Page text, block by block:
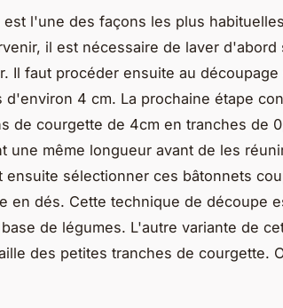
l'une des façons les plus
il est nécessaire de laver d'abord
Il faut procéder ensuite au
4 cm. La prochaine étape
de courgette de 4cm en tranches de
une même longueur avant de les
ensuite sélectionner ces bâtonnets
en dés. Cette technique de découpe
de légumes. L'autre variante de
des petites tranches de courgette.